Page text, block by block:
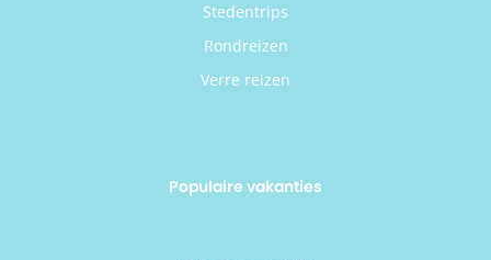
Stedentrips
Rondreizen
Verre reizen
Populaire vakanties